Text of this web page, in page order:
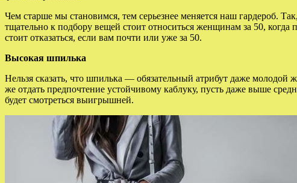
Чем старше мы становимся, тем серьезнее меняется наш гардероб.
тщательно к подбору вещей стоит относиться женщинам за 50,
стоит отказаться, если вам почти или уже за 50.
Высокая шпилька
Нельзя сказать, что шпилька — обязательный атрибут даже молодой
же отдать предпочтение устойчивому каблуку, пусть даже выше
будет смотреться выигрышней.